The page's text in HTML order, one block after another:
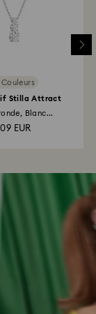
Stilla Attract
Blanc...
109 EUR